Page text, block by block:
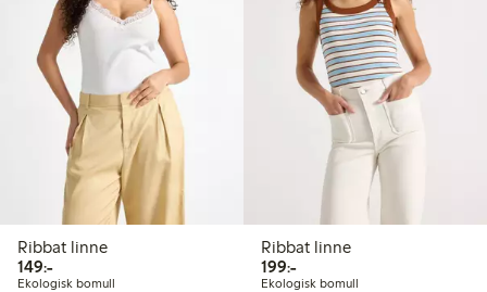
Ribbat linne
149:-149,00 kr
Ekologisk bomull
Ribbat linne
199:-199,00 kr
Ekologisk bomull